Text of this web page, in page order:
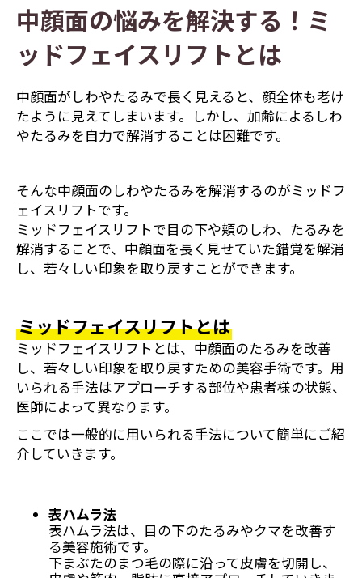
中顔面の悩みを解決する！ミ
ッドフェイスリフトとは
中顔面がしわやたるみで長く見えると、顔全体も老け
たように見えてしまいます。しかし、加齢によるしわ
やたるみを自力で解消することは困難です。
そんな中顔面のしわやたるみを解消するのがミッドフ
ェイスリフトです。
ミッドフェイスリフトで目の下や頬のしわ、たるみを
解消することで、中顔面を長く見せていた錯覚を解消
し、若々しい印象を取り戻すことができます。
ミッドフェイスリフトとは
ミッドフェイスリフトとは、中顔面のたるみを改善
し、若々しい印象を取り戻すための美容手術です。用
いられる手法はアプローチする部位や患者様の状態、
医師によって異なります。
ここでは一般的に用いられる手法について簡単にご紹
介していきます。
表ハムラ法
表ハムラ法は、目の下のたるみやクマを改善す
る美容施術です。
下まぶたのまつ毛の際に沿って皮膚を切開し、